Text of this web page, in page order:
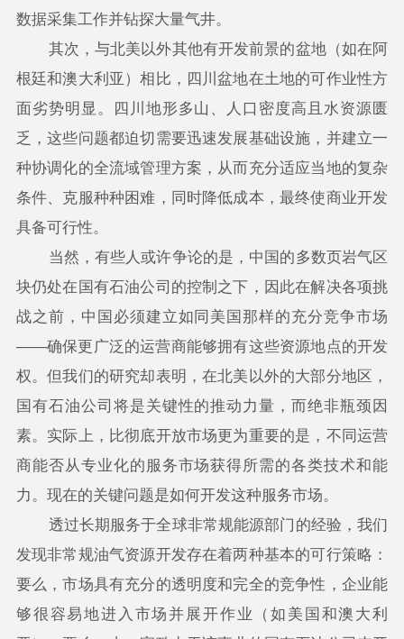
数据采集工作并钻探大量气井。
其次，与北美以外其他有开发前景的盆地（如在阿
根廷和澳大利亚）相比，四川盆地在土地的可作业性方
面劣势明显。四川地形多山、人口密度高且水资源匮
乏，这些问题都迫切需要迅速发展基础设施，并建立一
种协调化的全流域管理方案，从而充分适应当地的复杂
条件、克服种种困难，同时降低成本，最终使商业开发
具备可行性。
当然，有些人或许争论的是，中国的多数页岩气区
块仍处在国有石油公司的控制之下，因此在解决各项挑
战之前，中国必须建立如同美国那样的充分竞争市场
——确保更广泛的运营商能够拥有这些资源地点的开发
权。但我们的研究却表明，在北美以外的大部分地区，
国有石油公司将是关键性的推动力量，而绝非瓶颈因
素。实际上，比彻底开放市场更为重要的是，不同运营
商能否从专业化的服务市场获得所需的各类技术和能
力。现在的关键问题是如何开发这种服务市场。
透过长期服务于全球非常规能源部门的经验，我们
发现非常规油气资源开发存在着两种基本的可行策略：
要么，市场具有充分的透明度和完全的竞争性，企业能
够很容易地进入市场并展开作业（如美国和澳大利